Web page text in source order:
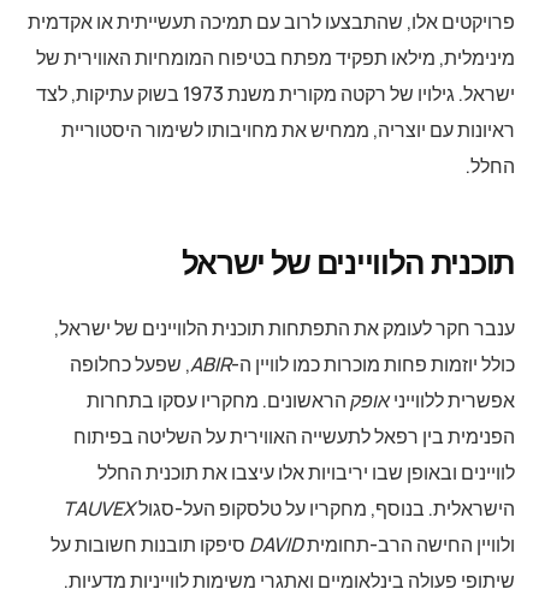
פרויקטים אלו, שהתבצעו לרוב עם תמיכה תעשייתית או אקדמית
מינימלית, מילאו תפקיד מפתח בטיפוח המומחיות האווירית של
ישראל. גילויו של רקטה מקורית משנת 1973 בשוק עתיקות, לצד
ראיונות עם יוצריה, ממחיש את מחויבותו לשימור היסטוריית
החלל.
תוכנית הלוויינים של ישראל
ענבר חקר לעומק את התפתחות תוכנית הלוויינים של ישראל,
כולל יוזמות פחות מוכרות כמו לוויין ה-ABIR, שפעל כחלופה
אפשרית ללווייניאופקהראשונים. מחקריו עסקו בתחרות
הפנימית בין רפאל לתעשייה האווירית על השליטה בפיתוח
לוויינים ובאופן שבו יריבויות אלו עיצבו את תוכנית החלל
הישראלית. בנוסף, מחקריו על טלסקופ העל-סגולTAUVEX
ולוויין החישה הרב-תחומיתDAVID סיפקו תובנות חשובות על
שיתופי פעולה בינלאומיים ואתגרי משימות לווייניות מדעיות.